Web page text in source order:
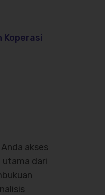
Koperasi
akses
utama dari